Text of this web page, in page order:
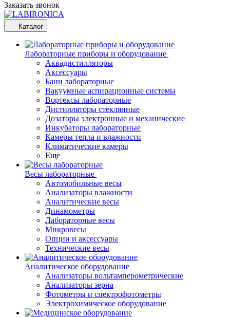
Заказать звонок
Каталог
Лабораторные приборы и оборудование
Аквадистилляторы
Аксессуары
Бани лабораторные
Вакуумные аспирационные системы
Вортексы лабораторные
Дистилляторы стеклянные
Дозаторы электронные и механические
Инкубаторы лабораторные
Камеры тепла и влажности
Климатические камеры
Еще
Весы лабораторные
Автомобильные весы
Анализаторы влажности
Аналитические весы
Динамометры
Лабораторные весы
Микровесы
Опции и аксессуары
Технические весы
Аналитическое оборудование
Анализаторы вольтамперометрические
Анализаторы зерна
Фотометры и спектрофотометры
Электрохимическое оборудование